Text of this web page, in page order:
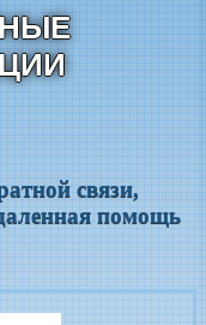
связи,
помощь